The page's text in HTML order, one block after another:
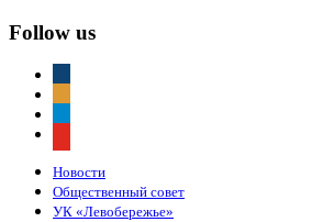
Follow us
Новости
Общественный совет
УК «Левобережье»